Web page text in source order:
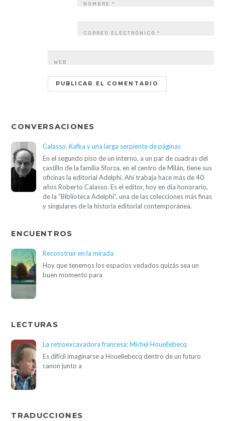
NOMBRE*
CORREO ELECTRÓNICO*
WEB
CONVERSACIONES
Calasso, Kafka y una larga serpiente de páginas
En el segundo piso de un interno, a un par de cuadras del
castillo de la familia Sforza, en el centro de Milán, tiene sus
oficinas la editorial Adelphi. Ahí trabaja hace más de 40
años Roberto Calasso. Es el editor, hoy en día honorario,
de la “Biblioteca Adelphi”, una de las colecciones más finas
y singulares de la historia editorial contemporánea.
ENCUENTROS
Reconstruir en la mirada
Hoy que tenemos los espacios vedados quizás sea un
buen momento para
LECTURAS
La retroexcavadora francesa: Michel Houellebecq
Es difícil imaginarse a Houellebecq dentro de un futuro
canon junto a
TRADUCCIONES